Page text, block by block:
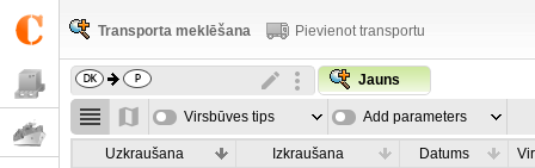
Transporta meklēšana Pievienot transportu
Jauns
Virsbūves tips Add parameters
Uzkraušana Izkraušana Datums